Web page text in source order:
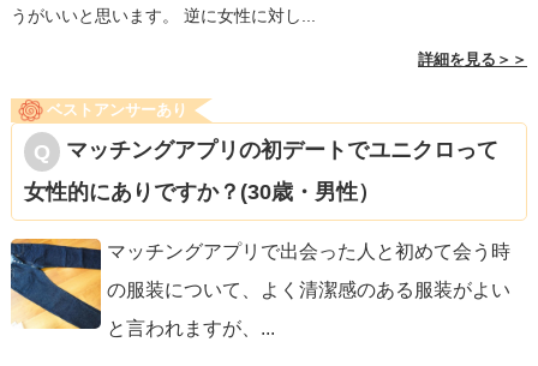
うがいいと思います。 逆に女性に対し...
詳細を見る＞＞
ベストアンサーあり
マッチングアプリの初デートでユニクロって
女性的にありですか？(30歳・男性）
マッチングアプリで出会った人と初めて会う時
の服装について、よく清潔感のある服装がよい
と言われますが、 ...